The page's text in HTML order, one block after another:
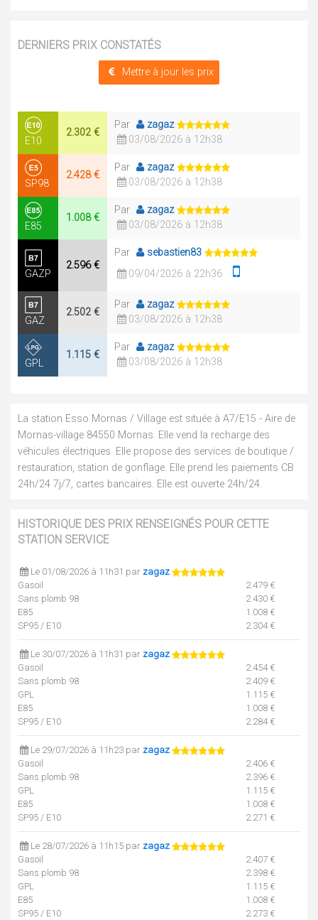
DERNIERS PRIX CONSTATÉS
Mettre à jour les prix
E10
2.302 €
Par
zagaz
03/08/2026 à 12h38
SP98
2.428 €
Par
zagaz
03/08/2026 à 12h38
E85
1.008 €
Par
zagaz
03/08/2026 à 12h38
GAZP
2.596 €
Par
sebastien83
09/04/2026 à 22h36
GAZ
2.502 €
Par
zagaz
03/08/2026 à 12h38
GPL
1.115 €
Par
zagaz
03/08/2026 à 12h38
La station Esso Mornas / Village est située à A7/E15 - Aire de
Mornas-village 84550 Mornas. Elle vend la recharge des
véhicules électriques. Elle propose des services de boutique /
restauration, station de gonflage. Elle prend les paiements CB
24h/24 7j/7, cartes bancaires. Elle est ouverte 24h/24.
HISTORIQUE DES PRIX RENSEIGNÉS POUR CETTE
STATION SERVICE
Le 01/08/2026 à 11h31 par zagaz
Gasoil
2.479 €
Sans plomb 98
2.430 €
E85
1.008 €
SP95 / E10
2.304 €
Le 30/07/2026 à 11h31 par zagaz
Gasoil
2.454 €
Sans plomb 98
2.409 €
GPL
1.115 €
E85
1.008 €
SP95 / E10
2.284 €
Le 29/07/2026 à 11h23 par zagaz
Gasoil
2.406 €
Sans plomb 98
2.396 €
GPL
1.115 €
E85
1.008 €
SP95 / E10
2.271 €
Le 28/07/2026 à 11h15 par zagaz
Gasoil
2.407 €
Sans plomb 98
2.398 €
GPL
1.115 €
E85
1.008 €
SP95 / E10
2.273 €